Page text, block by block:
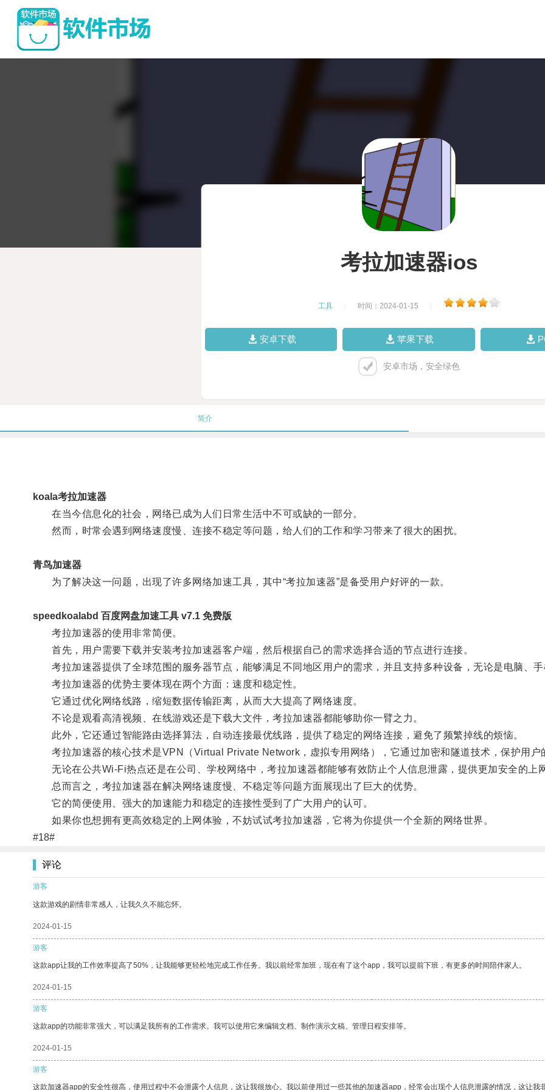
考拉加速器ios
工具 时间：2024-01-15
安卓下载 苹果下载
安卓市场，安全绿色
简介
koala考拉加速器
在当今信息化的社会，网络已成为人们日常生活中不可或缺的一部分。
然而，时常会遇到网络速度慢、连接不稳定等问题，给人们的工作和学习带来了很大的困扰。
青鸟加速器
为了解决这一问题，出现了许多网络加速工具，其中“考拉加速器”是备受用户好评的一款。
speedkoalabd 百度网盘加速工具 v7.1 免费版
考拉加速器的使用非常简便。
首先，用户需要下载并安装考拉加速器客户端，然后根据自己的需求选择合适的节点进行连接。
考拉加速器提供了全球范围的服务器节点，能够满足不同地区用户的需求，并且支持多种设备，无论是电脑、手
考拉加速器的优势主要体现在两个方面：速度和稳定性。
它通过优化网络线路，缩短数据传输距离，从而大大提高了网络速度。
不论是观看高清视频、在线游戏还是下载大文件，考拉加速器都能够助你一臂之力。
此外，它还通过智能路由选择算法，自动连接最优线路，提供了稳定的网络连接，避免了频繁掉线的烦恼。
考拉加速器的核心技术是VPN（Virtual Private Network，虚拟专用网络），它通过加密和隧道技术，保护用户
无论在公共Wi-Fi热点还是在公司、学校网络中，考拉加速器都能够有效防止个人信息泄露，提供更加安全的上网
总而言之，考拉加速器在解决网络速度慢、不稳定等问题方面展现出了巨大的优势。
它的简便使用、强大的加速能力和稳定的连接性受到了广大用户的认可。
如果你也想拥有更高效稳定的上网体验，不妨试试考拉加速器，它将为你提供一个全新的网络世界。
#18#
评论
游客
这款游戏的剧情非常感人，让我久久不能忘怀。
2024-01-15
游客
这款app让我的工作效率提高了50%，让我能够更轻松地完成工作任务。我以前经常加班，现在有了这个app，我可以提前下班，有更多的时间陪伴家人。
2024-01-15
游客
这款app的功能非常强大，可以满足我所有的工作需求。我可以使用它来编辑文档、制作演示文稿、管理日程安排等。
2024-01-15
游客
这款加速器app的安全性很高，使用过程中不会泄露个人信息，这让我很放心。我以前使用过一些其他的加速器app，经常会出现个人信息泄露的情况，这让我